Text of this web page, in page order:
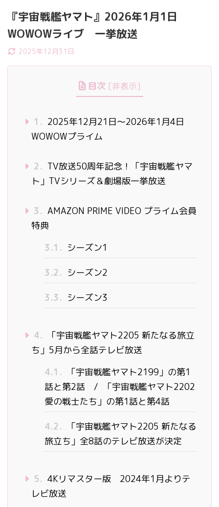
『宇宙戦艦ヤマト』2026年1月1日
WOWOWライブ 一挙放送
2025年12月31日
目次 [非表示]
1. 2025年12月21日～2026年1月4日
WOWOWプライム
2. TV放送50周年記念！「宇宙戦艦ヤマ
ト」TVシリーズ＆劇場版一挙放送
3. AMAZON PRIME VIDEO プライム会員
特典
3.1. シーズン1
3.2. シーズン2
3.3. シーズン3
4.
「宇宙戦艦ヤマト2205 新たなる旅立
ち」5月から全話テレビ放送
4.1.
「宇宙戦艦ヤマト2199」の第1
話と第2話 / 「宇宙戦艦ヤマト2202
愛の戦士たち」の第1話と第4話
4.2.
「宇宙戦艦ヤマト2205 新たなる
旅立ち」全8話のテレビ放送が決定
5. 4Kリマスター版 2024年1月よりテ
レビ放送